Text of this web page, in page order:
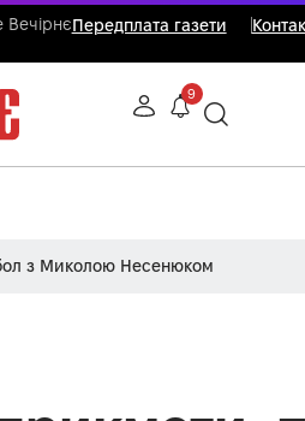
ВечірнєПередплата газети
9
з Миколою Несенюком